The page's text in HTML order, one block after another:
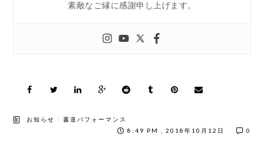
素敵なご縁に感謝申し上げます。
お知らせ /書道パフォーマンス
8:49 PM , 2018年10月12日
0